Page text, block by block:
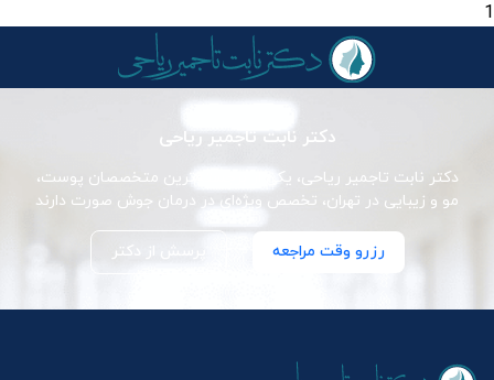
1
دکتر نابت تاجمیر ریاحی
دکتر نابت تاجمیر ریاحی، یکی از برجسته‌ترین متخصصان پوست،
مو و زیبایی در تهران، تخصص ویژه‌ای در درمان جوش صورت دارند
رزرو وقت مراجعه پرسش از دکتر